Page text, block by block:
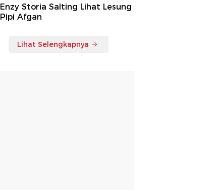
Enzy Storia Salting Lihat Lesung
Pipi Afgan
Lihat Selengkapnya